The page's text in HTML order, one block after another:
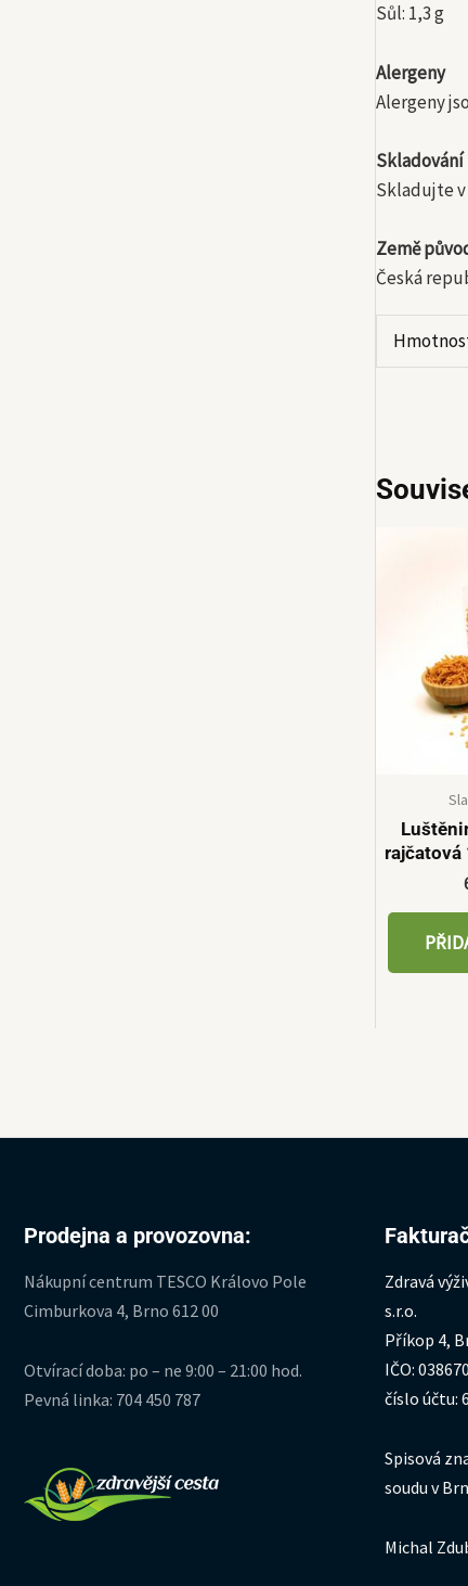
Sůl: 1,3 g
Alergeny
Alergeny
Skladování
Skladujte
Země
Česká
rajčatová
Prodejna a provozovna:
Nákupní centrum TESCO Královo Pole
Cimburkova 4, Brno 612 00
Otvírací doba: po – ne 9:00 – 21:00 hod.
Pevná linka: 704 450 787
Zdravá
s.r.o.
Příkop 4,
IČO:
číslo účtu:
Spisová
soudu v
Michal